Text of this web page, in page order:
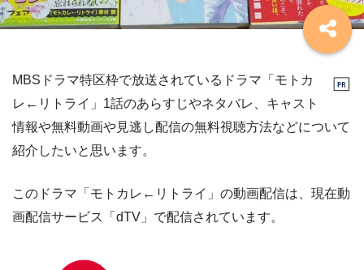
MBSドラマ特区枠で放送されているドラマ「モトカ
レ←リトライ」1話のあらすじやネタバレ、キャスト
情報や無料動画や見逃し配信の無料視聴方法などについて
紹介したいと思います。
このドラマ「モトカレ←リトライ」の動画配信は、現在動
画配信サービス「dTV」で配信されています。